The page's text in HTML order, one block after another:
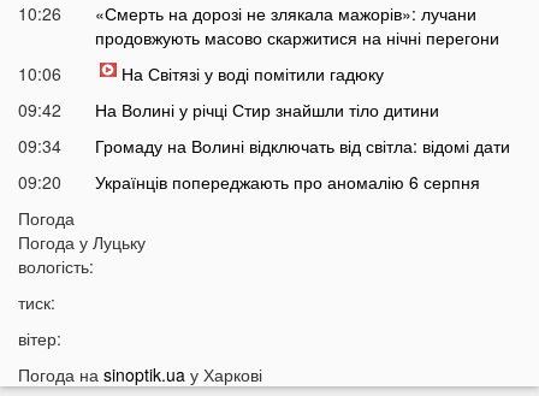
10:26
«Смерть на дорозі не злякала мажорів»: лучани
продовжують масово скаржитися на нічні перегони
10:06
На Світязі у воді помітили гадюку
09:42
На Волині у річці Стир знайшли тіло дитини
09:34
Громаду на Волині відключать від світла: відомі дати
09:20
Українців попереджають про аномалію 6 серпня
09:05
вважався зниклим безвісти
21:32
20:21
Ці продукти потрібно викинути через 48 годин: вони
Погода
Погода у Луцьку
вологість:
тиск:
вітер:
Погода на sinoptik.ua у Харкові